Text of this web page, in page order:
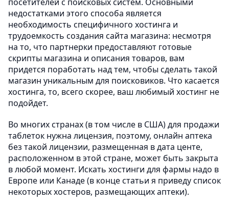
недостатками этого способа является
необходимость специфичного хостинга и
трудоемкость создания сайта магазина: несмотря
на то, что партнерки предоставляют готовые
скрипты магазина и описания товаров, вам
придется поработать над тем, чтобы сделать такой
магазин уникальным для поисковиков. Что касается
хостинга, то, всего скорее, ваш любимый хостинг не
подойдет.
Во многих странах (в том числе в США) для продажи
таблеток нужна лицензия, поэтому, онлайн аптека
без такой лицензии, размещенная в дата центе,
расположенном в этой стране, может быть закрыта
в любой момент. Искать хостинги для фармы надо в
Европе или Канаде (в конце статьи я приведу список
некоторых хостеров, размещающих аптеки).